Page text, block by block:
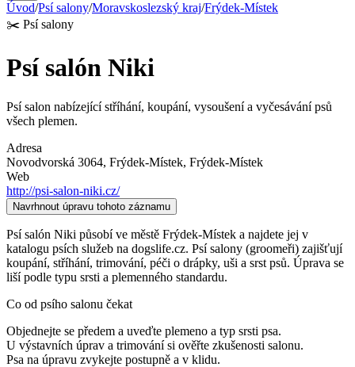
Úvod/Psí salony/Moravskoslezský kraj/Frýdek-Místek
✂️ Psí salony
Psí salón Niki
Psí salon nabízející stříhání, koupání, vysoušení a vyčesávání psů
všech plemen.
Adresa
Novodvorská 3064, Frýdek-Místek, Frýdek-Místek
Web
http://psi-salon-niki.cz/
Navrhnout úpravu tohoto záznamu
Psí salón Niki působí ve městě Frýdek-Místek a najdete jej v
katalogu psích služeb na dogslife.cz. Psí salony (groomeři) zajišťují
koupání, stříhání, trimování, péči o drápky, uši a srst psů. Úprava se
liší podle typu srsti a plemenného standardu.
Co od psího salonu čekat
Objednejte se předem a uveďte plemeno a typ srsti psa.
U výstavních úprav a trimování si ověřte zkušenosti salonu.
Psa na úpravu zvykejte postupně a v klidu.